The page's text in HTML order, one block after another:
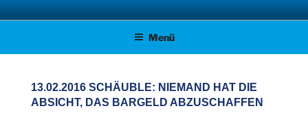
Zum
Inhalt AFD KREISVERBAND STADE
Menü
13.02.2016 SCHÄUBLE: NIEMAND HAT DIE
ABSICHT, DAS BARGELD ABZUSCHAFFEN